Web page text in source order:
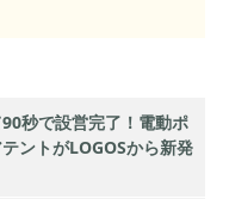
秒で設営完了！電動ポ
ントがLOGOSから新発